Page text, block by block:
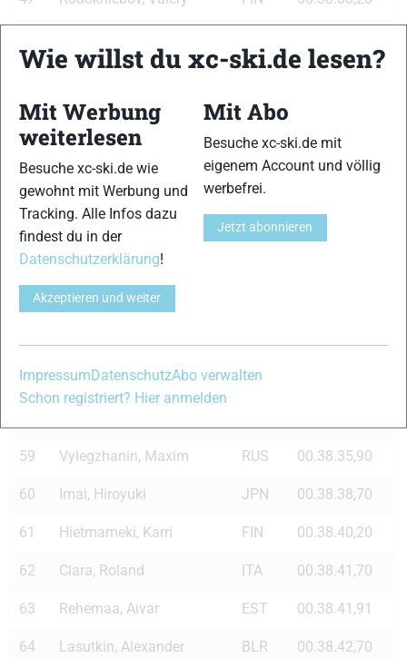
Checchi, Valerio 00.38.09,70
50 Krezelok, Janusz POL
51 Dolidovich, Sergei BLR 00.38.11,70
52 Eder, Johannes AUT
53 Similae, Tero FIN 00.38.18,90
54 Batory, Ivan
55 Morko, Juha
56 Livers, Toni SUI 00.38.28,30
57 Kittilä, Kusti FIN
59 Vylegzhanin, Maxim RUS 00.38.35,90
60 Imai, Hiroyuki JPN 00.38.38,70
61 Hietmameki, Karri FIN 00.38.40,20
62 Clara, Roland ITA 00.38.41,70
63 Rehemaa, Aivar EST 00.38.41,91
64 Lasutkin, Alexander BLR 00.38.42,70
Wie willst du xc-ski.de lesen?
Mit Werbung
weiterlesen
Besuche xc-ski.de wie
gewohnt mit Werbung und
Tracking. Alle Infos dazu
findest du in der
Datenschutzerklärung!
Akzeptieren und weiter
Mit Abo
Besuche xc-ski.de mit
eigenem Account und völlig
werbefrei.
Jetzt abonnieren
Impressum DatenschutzAbo verwalten
Schon registriert? Hier anmelden